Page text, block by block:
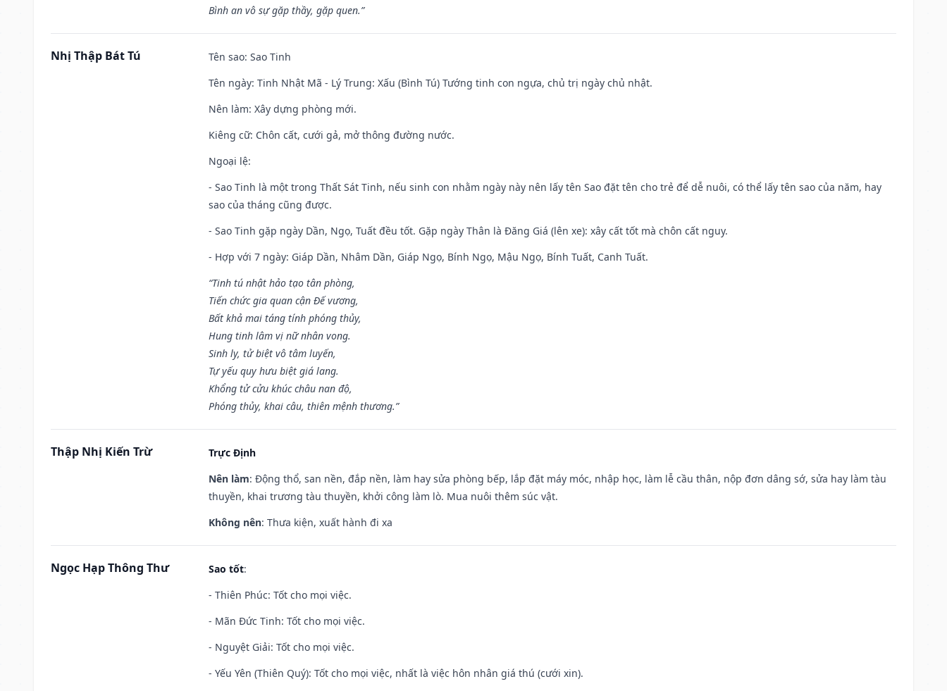
Bình an vô sự gặp thầy, gặp quen.”
Nhị Thập Bát Tú Tên sao: Sao Tinh
Tên ngày: Tinh Nhật Mã - Lý Trung: Xấu (Bình Tú) Tướng tinh con ngựa, chủ trị ngày chủ nhật.
Nên làm: Xây dựng phòng mới.
Kiêng cữ: Chôn cất, cưới gả, mở thông đường nước.
Ngoại lệ:
- Sao Tinh là một trong Thất Sát Tinh, nếu sinh con nhằm ngày này nên lấy tên Sao đặt tên cho trẻ để dễ nuôi, có thể lấy tên sao của năm, hay
sao của tháng cũng được.
- Sao Tinh gặp ngày Dần, Ngọ, Tuất đều tốt. Gặp ngày Thân là Đăng Giá (lên xe): xây cất tốt mà chôn cất nguy.
- Hợp với 7 ngày: Giáp Dần, Nhâm Dần, Giáp Ngọ, Bính Ngọ, Mậu Ngọ, Bính Tuất, Canh Tuất.
“Tinh tú nhật hảo tạo tân phòng,
Tiến chức gia quan cận Đế vương,
Bất khả mai táng tính phóng thủy,
Hung tinh lâm vị nữ nhân vong.
Sinh ly, tử biệt vô tâm luyến,
Tự yếu quy hưu biệt giá lang.
Khổng tử cửu khúc châu nan độ,
Phóng thủy, khai câu, thiên mệnh thương.”
Thập Nhị Kiến Trừ
Trực Định
Nên làm: Động thổ, san nền, đắp nền, làm hay sửa phòng bếp, lắp đặt máy móc, nhập học, làm lễ cầu thân, nộp đơn dâng sớ, sửa hay làm tàu
thuyền, khai trương tàu thuyền, khởi công làm lò. Mua nuôi thêm súc vật.
Không nên: Thưa kiện, xuất hành đi xa
Ngọc Hạp Thông Thư Sao tốt:
- Thiên Phúc: Tốt cho mọi việc.
- Mãn Đức Tinh: Tốt cho mọi việc.
- Nguyệt Giải: Tốt cho mọi việc.
- Yếu Yên (Thiên Quý): Tốt cho mọi việc, nhất là việc hôn nhân giá thú (cưới xin).